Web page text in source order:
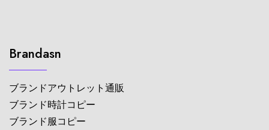
Brandasn
ブランドアウトレット通販
ブランド時計コピー
ブランド服コピー